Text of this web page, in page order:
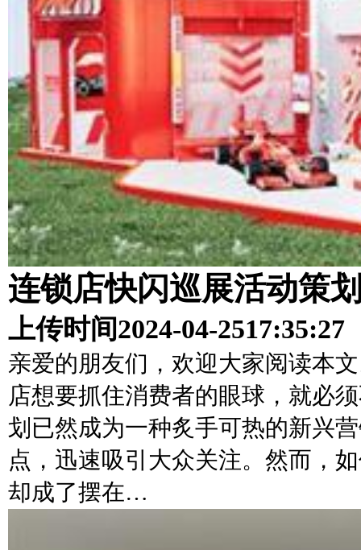
连锁店快闪巡展活动策
上传时间2024-04-2517:35:27
亲爱的朋友们，欢迎大家阅读本
店想要抓住消费者的眼球，就必
划已然成为一种炙手可热的新兴
点，迅速吸引大众关注。然而，
却成了摆在…